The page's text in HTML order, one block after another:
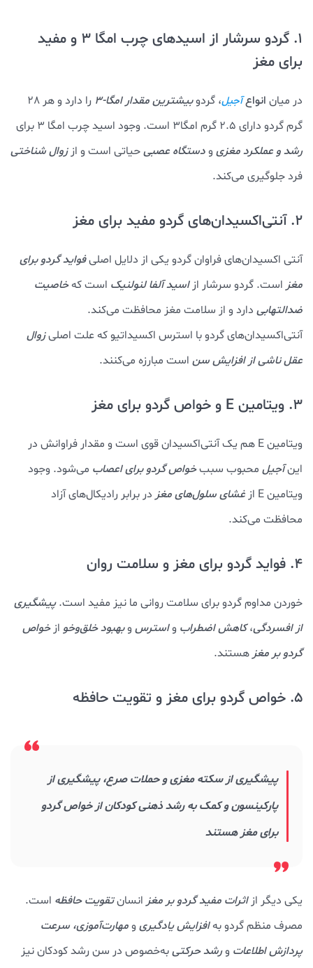
1. گردو سرشار از اسیدهای چرب امگا 3 و مفید
برای مغز
در میان انواعآجیل، گردوبیشترین مقدار امگا-3
را دارد و هر 28
گرم گردو دارای 2.5 گرم امگا3 است. وجود اسید چرب امگا 3 برای
رشد و عملکرد مغزی ودستگاه عصبیحیاتی است و از زوال شناختی
فرد جلوگیری می‌کند.
2. آنتی‌اکسیدان‌های گردو مفید برای مغز
آنتی اکسیدان‌های فراوان گردو یکی از دلایل اصلیفواید گردو برای
مغز است. گردو سرشار ازاسید آلفا لنولنیک است کهخاصیت
ضدالتهابی دارد و از سلامت مغز محافظت می‌کند.
آنتی‌اکسیدان‌های گردو با استرس اکسیداتیو که علت اصلیزوال
عقل ناشی از افزایش سن است مبارزه می‌کنند.
3. ویتامین E و خواص گردو برای مغز
ویتامین E هم یک آنتی‌اکسیدان قوی است و مقدار فراوانش در
اینآجیل محبوب سببخواص گردو برای اعصاب می‌شود. وجود
ویتامین E از
غشای سلول‌های مغز در برابر رادیکال‌های آزاد
محافظت می‌کند.
4. فواید گردو برای مغز و سلامت روان
خوردن مداوم گردو برای سلامت روانی ما نیز مفید است.پیشگیری
از افسردگی،کاهش اضطراب واسترس وبهبود خلق‌وخو ازخواص
گردو بر مغز هستند.
5. خواص گردو برای مغز و تقویت حافظه
پیشگیری از سکته مغزی و حملات صرع، پیشگیری از
پارکینسون و کمک به رشد ذهنی کودکان از خواص گردو
برای مغز هستند
یکی دیگر ازاثرات مفید گردو بر مغز انسانتقویت حافظه است.
مصرف منظم گردو بهافزایش یادگیری ومهارت‌آموزی، سرعت
پردازش اطلاعات ورشد حرکتیبه‌خصوص در سن رشد کودکان نیز